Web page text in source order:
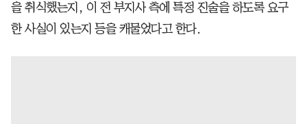
을 취식했는지, 이 전 부지사 측에 특정 진술을 하도록 요구
한 사실이 있는지 등을 캐물었다고 한다.